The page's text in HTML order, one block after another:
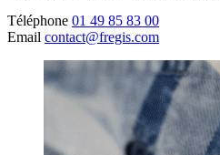
Téléphone 01 49 85 83 00
Email contact@fregis.com